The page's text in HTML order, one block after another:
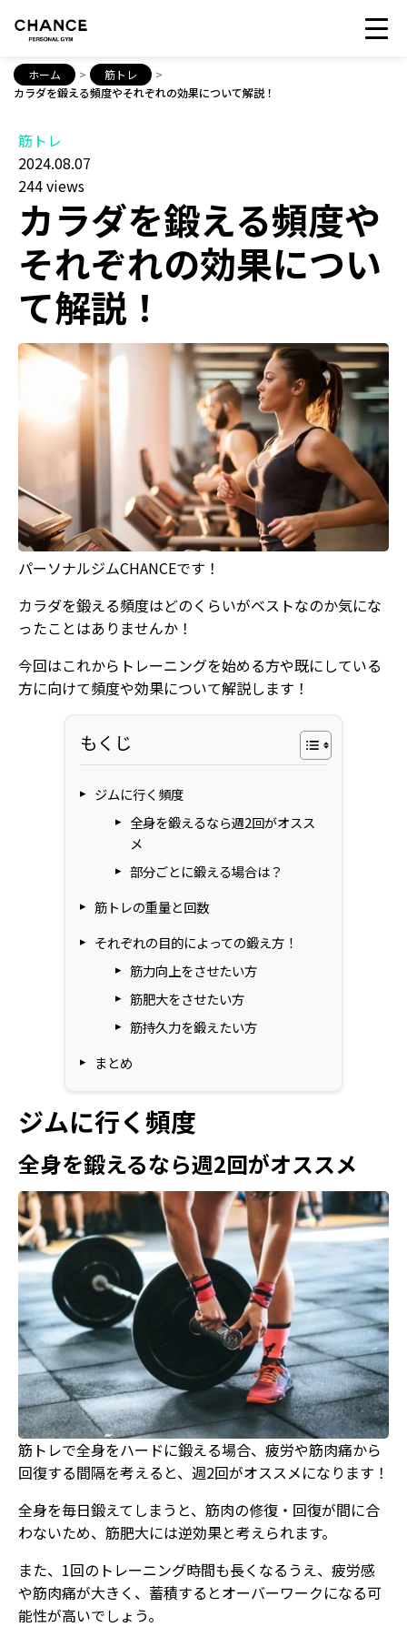
ホーム > 筋トレ
>
カラダを鍛える頻度やそれぞれの効果について解説！
筋トレ
2024.08.07
244 views
カラダを鍛える頻度や
それぞれの効果につい
て解説！
パーソナルジムCHANCEです！
カラダを鍛える頻度はどのくらいがベストなのか気にな
ったことはありませんか！
今回はこれからトレーニングを始める方や既にしている
方に向けて頻度や効果について解説します！
もくじ
ジムに行く頻度
全身を鍛えるなら週2回がオスス
メ
部分ごとに鍛える場合は？
筋トレの重量と回数
それぞれの目的によっての鍛え方！
筋力向上をさせたい方
筋肥大をさせたい方
筋持久力を鍛えたい方
まとめ
ジムに行く頻度
全身を鍛えるなら週2回がオススメ
筋トレで全身をハードに鍛える場合、疲労や筋肉痛から
回復する間隔を考えると、週2回がオススメになります！
全身を毎日鍛えてしまうと、筋肉の修復・回復が間に合
わないため、筋肥大には逆効果と考えられます。
また、1回のトレーニング時間も長くなるうえ、疲労感
や筋肉痛が大きく、蓄積するとオーバーワークになる可
能性が高いでしょう。